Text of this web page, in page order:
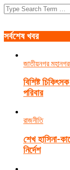
Search
সর্বশেষ খবর
জাতীয়নগর মহানগর
বিশিষ্ট
পরিবার
রাজনীতি
শেখ হাসিনা-
নির্দেশ